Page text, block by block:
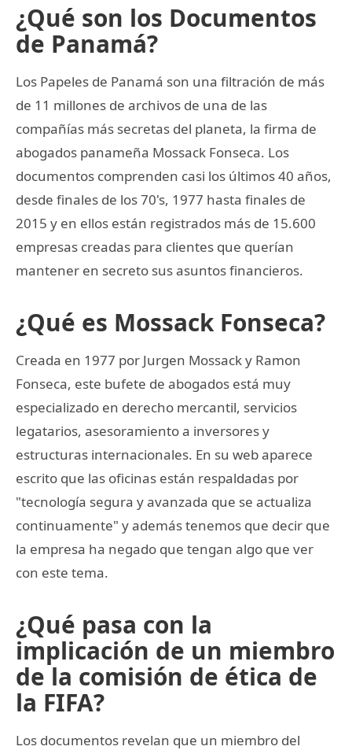
¿Qué son los Documentos
de Panamá?
Los Papeles de Panamá son una filtración de más
de 11 millones de archivos de una de las
compañías más secretas del planeta, la firma de
abogados panameña Mossack Fonseca. Los
documentos comprenden casi los últimos 40 años,
desde finales de los 70's, 1977 hasta finales de
2015 y en ellos están registrados más de 15.600
empresas creadas para clientes que querían
mantener en secreto sus asuntos financieros.
¿Qué es Mossack Fonseca?
Creada en 1977 por Jurgen Mossack y Ramon
Fonseca, este bufete de abogados está muy
especializado en derecho mercantil, servicios
legatarios, asesoramiento a inversores y
estructuras internacionales. En su web aparece
escrito que las oficinas están respaldadas por
"tecnología segura y avanzada que se actualiza
continuamente" y además tenemos que decir que
la empresa ha negado que tengan algo que ver
con este tema.
¿Qué pasa con la
implicación de un miembro
de la comisión de ética de
la FIFA?
Los documentos revelan que un miembro del